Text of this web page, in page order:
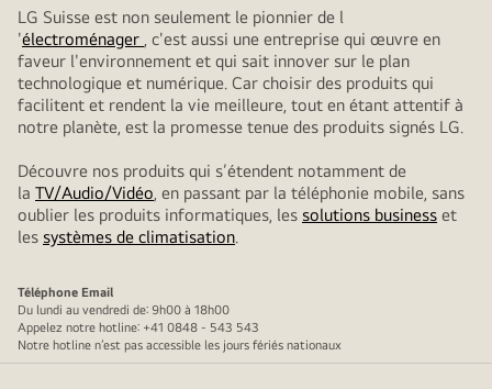
LG Suisse est non seulement le pionnier de l
'électroménager , c'est aussi une entreprise qui œuvre en
faveur l'environnement et qui sait innover sur le plan
technologique et numérique. Car choisir des produits qui
facilitent et rendent la vie meilleure, tout en étant attentif à
notre planète, est la promesse tenue des produits signés LG.
Découvre nos produits qui s’étendent notamment de
la TV/Audio/Vidéo, en passant par la téléphonie mobile, sans
oublier les produits informatiques, les solutions business et
les systèmes de climatisation.
Téléphone Email
Du lundi au vendredi de: 9h00 à 18h00
Appelez notre hotline: +41 0848 - 543 543
Notre hotline n’est pas accessible les jours fériés nationaux